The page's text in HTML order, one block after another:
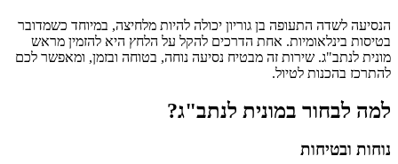
הנסיעה לשדה התעופה בן גוריון יכולה להיות מלחיצה, במיוחד כשמדובר
בטיסות בינלאומיות. אחת הדרכים להקל על הלחץ היא להזמין מראש
מונית לנתב"ג. שירות זה מבטיח נסיעה נוחה, בטוחה ובזמן, ומאפשר לכם
להתרכז בהכנות לטיול.
למה לבחור במונית לנתב"ג?
נוחות ובטיחות